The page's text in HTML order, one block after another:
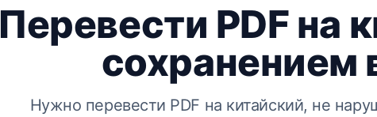
Перевести PDF на
сохранением
Нужно перевести PDF на китайский, не